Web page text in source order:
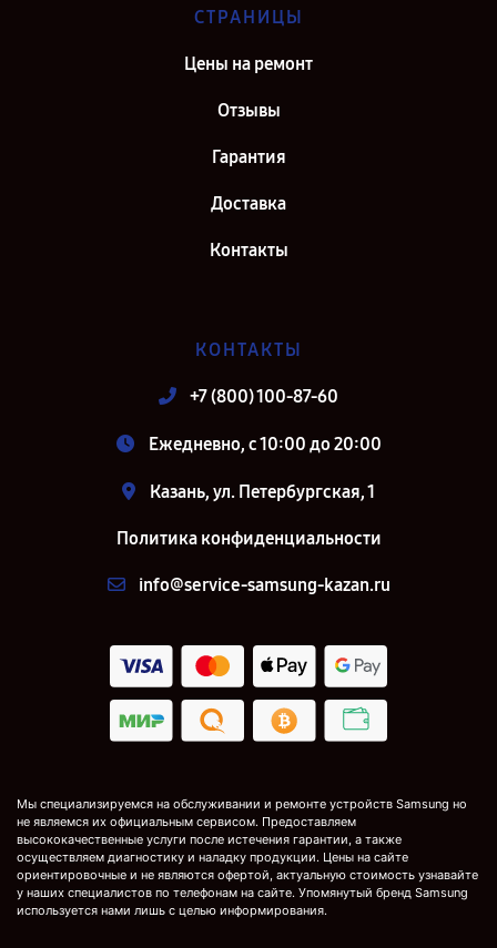
СТРАНИЦЫ
Цены на ремонт
Отзывы
Гарантия
Доставка
Контакты
КОНТАКТЫ
+7 (800) 100-87-60
Ежедневно, с 10:00 до 20:00
Казань, ул. Петербургская, 1
Политика конфиденциальности
info@service-samsung-kazan.ru
Мы специализируемся на обслуживании и ремонте устройств Samsung но
не являемся их официальным сервисом. Предоставляем
высококачественные услуги после истечения гарантии, а также
осуществляем диагностику и наладку продукции. Цены на сайте
ориентировочные и не являются офертой, актуальную стоимость узнавайте
у наших специалистов по телефонам на сайте. Упомянутый бренд Samsung
используется нами лишь с целью информирования.